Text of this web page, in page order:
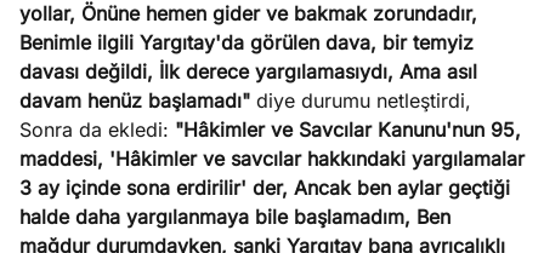
yollar, Önüne hemen gider ve bakmak zorundadır,
Benimle ilgili Yargıtay'da görülen dava, bir temyiz
davası değildi, İlk derece yargılamasıydı, Ama asıl
davam henüz başlamadı" diye durumu netleştirdi,
Sonra da ekledi: "Hâkimler ve Savcılar Kanunu'nun 95,
maddesi, 'Hâkimler ve savcılar hakkındaki yargılamalar
3 ay içinde sona erdirilir' der, Ancak ben aylar geçtiği
halde daha yargılanmaya bile başlamadım, Ben
mağdur durumdayken, sanki Yargıtay bana ayrıcalıklı